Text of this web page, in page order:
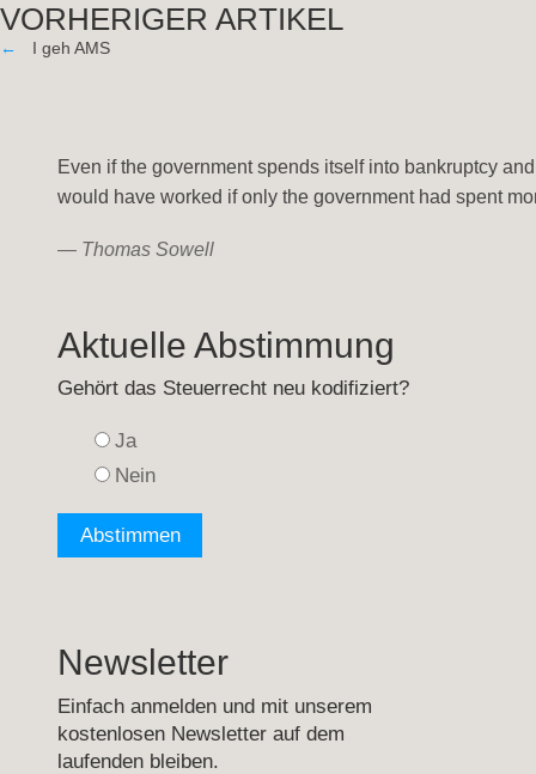
VORHERIGER ARTIKEL
← I geh AMS
Even if the government spends itself into bankruptcy
would have worked if only the government had spent
— Thomas Sowell
Aktuelle Abstimmung
Gehört das Steuerrecht neu kodifiziert?
Ja
Nein
Newsletter
Einfach anmelden und mit unserem
kostenlosen Newsletter auf dem
laufenden bleiben.